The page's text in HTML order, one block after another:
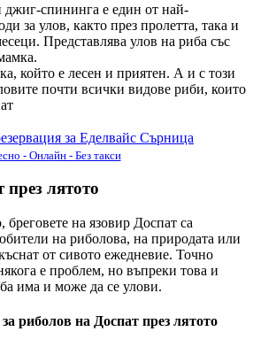
джиг-спининга е един от най-
за улов, както през пролетта, така и
Представлява улов на риба със
който е лесен и приятен. А и с този
почти всички видове риби, които
за Еделвайс Сърница
- Онлайн - Без такси
през лятото
бреговете на язовир Доспат са
на риболова, на природата или
от сивото ежедневие. Точно
е проблем, но въпреки това и
има и може да се улови.
риболов на Доспат през лятото